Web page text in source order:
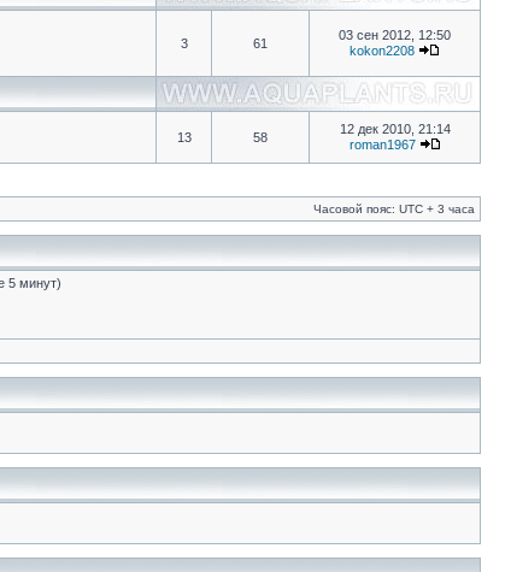
3 61
03 сен 2012, 12:50
kokon2208
13 58
12 дек 2010, 21:14
roman1967
Часовой пояс: UTC + 3 часа
5 минут)